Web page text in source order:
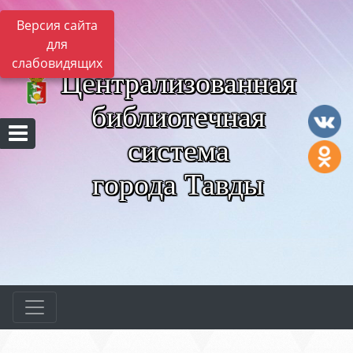
Версия сайта
для
слабовидящих
Централизованная
библиотечная
система
города Тавды